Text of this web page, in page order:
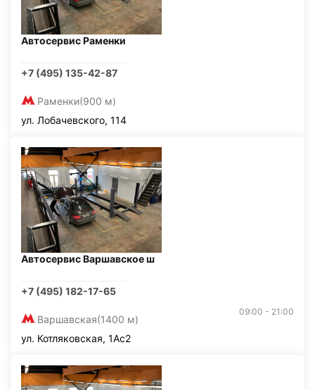
Автосервис Раменки
+7 (495) 135-42-87
Раменки(900 м)
ул. Лобачевского, 114
Автосервис Варшавское ш
+7 (495) 182-17-65
Варшавская(1400 м)
09:00 - 21:00
ул. Котляковская, 1Ас2